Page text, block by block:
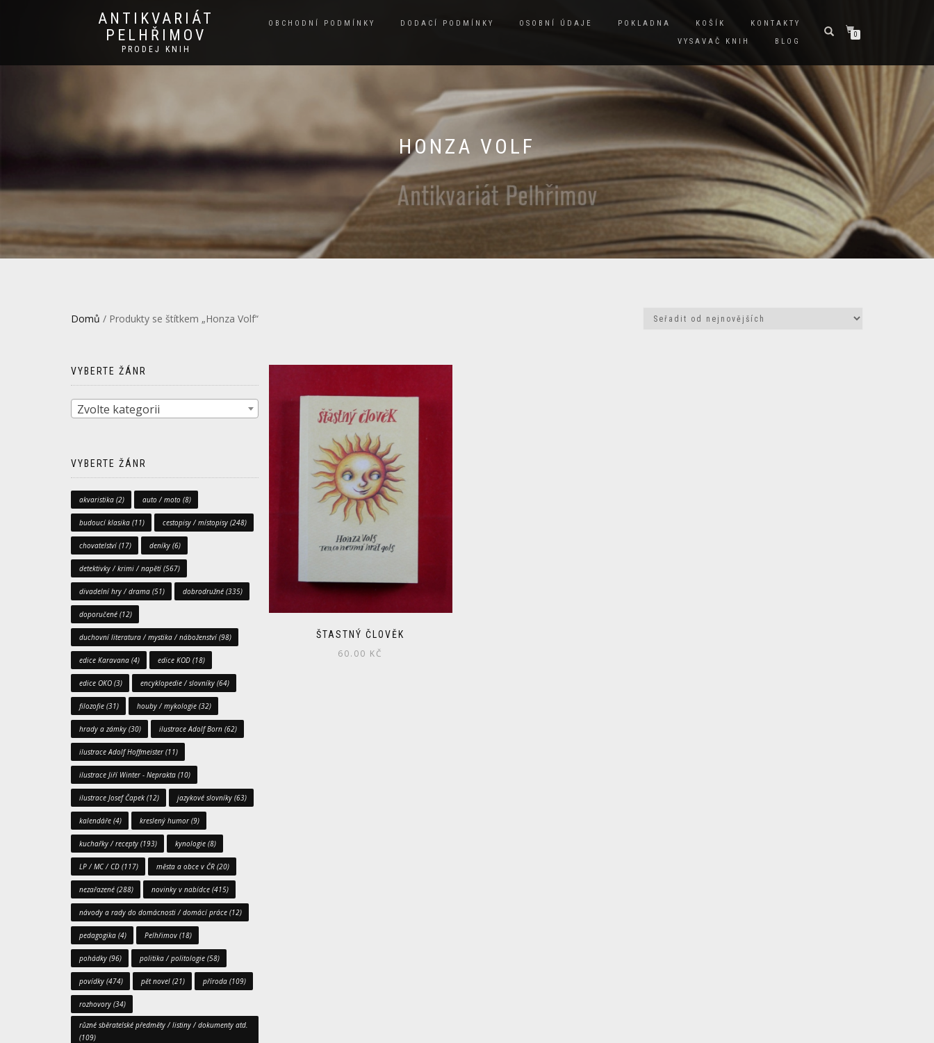
ANTIKVARIÁT
PELHŘIMOV
PRODEJ KNIH
OBCHODNÍ PODMÍNKY DODACÍ PODMÍNKY OSOBNÍ ÚDAJE POKLADNA KOŠÍK
KONTAKTY
VYSAVAČ KNIH
BLOG
0
HONZA VOLF
Domů / Produkty se štítkem „Honza Volf“
ŠTASTNÝ ČLOVĚK
60.00 KČ
VYBERTE ŽÁNR
Zvolte kategorii
VYBERTE ŽÁNR
akvaristika (2) auto / moto (8)
budoucí klasika (11) cestopisy / místopisy (248)
chovatelství(17) deníky (6)
detektivky / krimi / napětí(567)
divadelní hry / drama (51) dobrodružné (335)
doporučené (12)
duchovní literatura / mystika / náboženství(98)
edice Karavana (4) edice KOD (18)
edice OKO (3) encyklopedie / slovníky (64)
filozofie (31) houby / mykologie (32)
hrady a zámky (30) ilustrace Adolf Born (62)
ilustrace Adolf Hoffmeister(11)
ilustrace Jiří Winter - Neprakta (10)
ilustrace Josef Čapek (12) jazykové slovníky (63)
kalendáře (4) kreslený humor(9)
kuchařky / recepty (193) kynologie (8)
LP / MC / CD (117) města a obce v ČR (20)
nezařazené (288) novinky v nabídce (415)
návody a rady do domácnosti / domácí práce (12)
pedagogika (4) Pelhřimov (18)
pohádky (96) politika / politologie (58)
povídky (474) pět novel (21) příroda (109)
rozhovory (34)
různé sběratelské předměty / listiny / dokumenty atd.
(109)